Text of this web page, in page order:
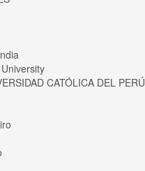
CATÓLICA DEL PERÚ